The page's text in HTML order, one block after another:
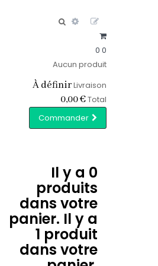
0 0
Aucun produit
À définirLivraison
0,00 €Total
Commander
Il y a 0
produits
dans votre
panier. Il y a
1 produit
dans votre